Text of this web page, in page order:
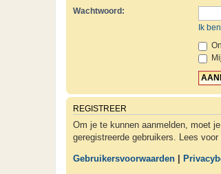
Wachtwoord:
Ik
REGISTREER
Om je te kunnen aanmelden, moet
geregistreerde gebruikers. Lees
Gebruikersvoorwaarden